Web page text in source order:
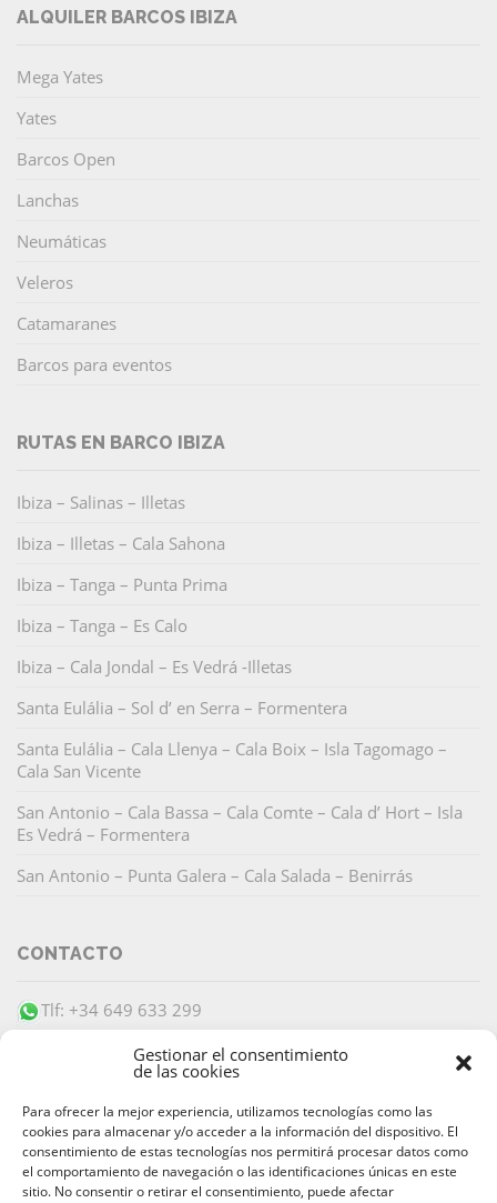
Gestionar el consentimiento
de las cookies
Para ofrecer la mejor experiencia, utilizamos tecnologías como las
cookies para almacenar y/o acceder a la información del dispositivo. El
consentimiento de estas tecnologías nos permitirá procesar datos como
el comportamiento de navegación o las identificaciones únicas en este
sitio. No consentir o retirar el consentimiento, puede afectar
ALQUILER BARCOS IBIZA
Mega Yates
Yates
Barcos Open
Lanchas
Neumáticas
Veleros
Catamaranes
Barcos para eventos
RUTAS EN BARCO IBIZA
Ibiza – Salinas – Illetas
Ibiza – Illetas – Cala Sahona
Ibiza – Tanga – Punta Prima
Ibiza – Tanga – Es Calo
Ibiza – Cala Jondal – Es Vedrá -Illetas
Santa Eulália – Sol d’ en Serra – Formentera
Santa Eulália – Cala Llenya – Cala Boix – Isla Tagomago –
Cala San Vicente
San Antonio – Cala Bassa – Cala Comte – Cala d’ Hort – Isla
Es Vedrá – Formentera
San Antonio – Punta Galera – Cala Salada – Benirrás
CONTACTO
Tlf: +34 649 633 299
PAGO SEGURO